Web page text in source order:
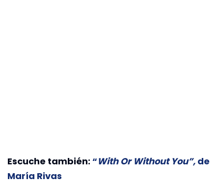
Escuche también: “With Or Without You”, de
María Rivas